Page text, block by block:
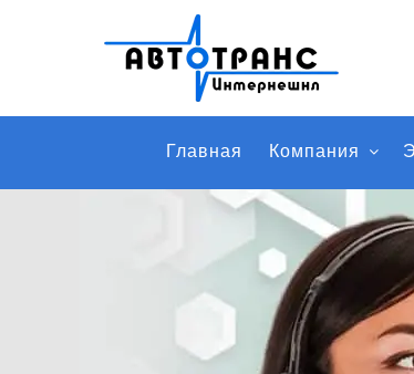
Главная Компания